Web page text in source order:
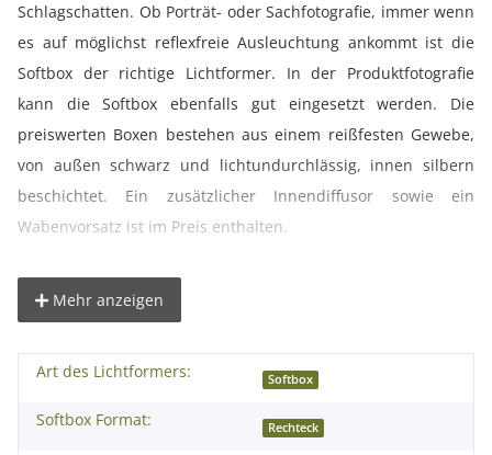
Schlagschatten. Ob Porträt- oder Sachfotografie, immer wenn
es auf möglichst reflexfreie Ausleuchtung ankommt ist die
Softbox der richtige Lichtformer. In der Produktfotografie
kann die Softbox ebenfalls gut eingesetzt werden. Die
preiswerten Boxen bestehen aus einem reißfesten Gewebe,
von außen schwarz und lichtundurchlässig, innen silbern
beschichtet. Ein zusätzlicher Innendiffusor sowie ein
Wabenvorsatz ist im Preis enthalten.
Studioschirm funktioniert und so ganz einfach in
entfällt umständliches Einstecken und Spannen von Stangen
wie es bei herkömmlichen Softboxen der Fall ist.
Mehr anzeigen
Art des Lichtformers: Softbox
Softbox Format: Rechteck